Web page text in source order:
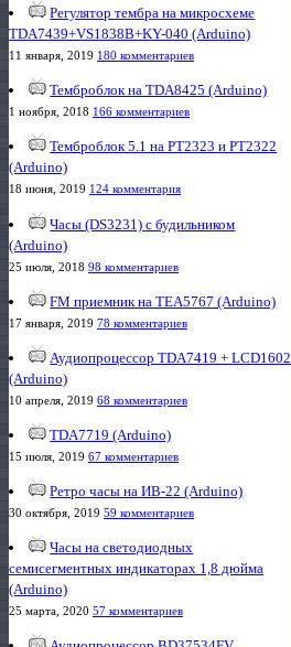
Регулятор тембра на микросхеме
TDA7439+VS1838B+KY-040 (Arduino)
11 января, 2019 180 комментариев
Темброблок на TDA8425 (Arduino)
1 ноября, 2018 166 комментариев
Темброблок 5.1 на PT2323 и PT2322
(Arduino)
18 июня, 2019 124 комментария
Часы (DS3231) с будильником
(Arduino)
25 июля, 2018 98 комментариев
FM приемник на TEA5767 (Arduino)
17 января, 2019 78 комментариев
Аудиопроцессор TDA7419 + LCD1602
(Arduino)
10 апреля, 2019 68 комментариев
TDA7719 (Arduino)
15 июля, 2019 67 комментариев
Ретро часы на ИВ-22 (Arduino)
30 октября, 2019 59 комментариев
Часы на светодиодных
семисегментных индикаторах 1,8 дюйма
(Arduino)
25 марта, 2020 57 комментариев